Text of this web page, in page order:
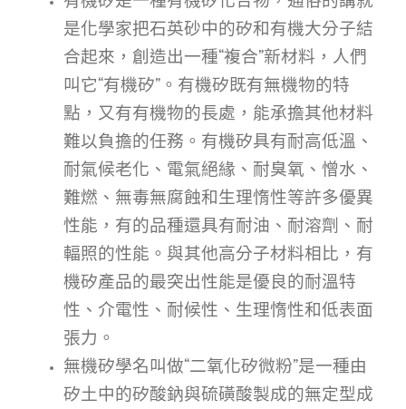
是化學家把石英砂中的矽和有機大分子結
合起來，創造出一種“複合”新材料，人們
叫它“有機矽”。有機矽既有無機物的特
點，又有有機物的長處，能承擔其他材料
難以負擔的任務。有機矽具有耐高低溫、
耐氣候老化、電氣絕緣、耐臭氧、憎水、
難燃、無毒無腐蝕和生理惰性等許多優異
性能，有的品種還具有耐油、耐溶劑、耐
輻照的性能。與其他高分子材料相比，有
機矽產品的最突出性能是優良的耐溫特
性、介電性、耐候性、生理惰性和低表面
張力。
無機矽學名叫做“二氧化矽微粉”是一種由
矽土中的矽酸鈉與硫磺酸製成的無定型成